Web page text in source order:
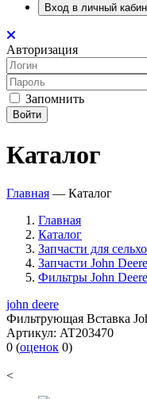
Вход в личный
Авторизация
Запомнить
Войти
Каталог
Главная — Каталог
Главная
Каталог
Запчасти для
Запчасти John Deere
Фильтры John Deere
john deere
Фильтрующая Вставка
Артикул: AT203470
0 (оценок 0)
<